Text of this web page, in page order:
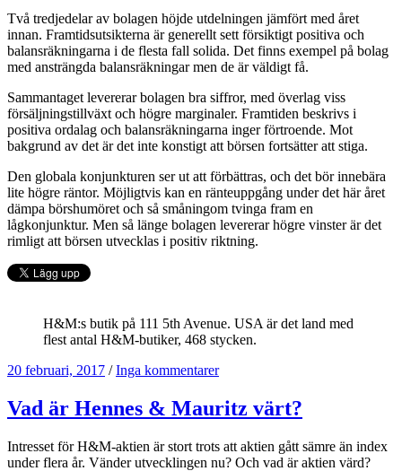
Två tredjedelar av bolagen höjde utdelningen jämfört med året
innan. Framtidsutsikterna är generellt sett försiktigt positiva och
balansräkningarna i de flesta fall solida. Det finns exempel på bolag
med ansträngda balansräkningar men de är väldigt få.
Sammantaget levererar bolagen bra siffror, med överlag viss
försäljningstillväxt och högre marginaler. Framtiden beskrivs i
positiva ordalag och balansräkningarna inger förtroende. Mot
bakgrund av det är det inte konstigt att börsen fortsätter att stiga.
Den globala konjunkturen ser ut att förbättras, och det bör innebära
lite högre räntor. Möjligtvis kan en ränteuppgång under det här året
dämpa börshumöret och så småningom tvinga fram en
lågkonjunktur. Men så länge bolagen levererar högre vinster är det
rimligt att börsen utvecklas i positiv riktning.
H&M:s butik på 111 5th Avenue. USA är det land med
flest antal H&M-butiker, 468 stycken.
20 februari, 2017 / Inga kommentarer
Vad är Hennes & Mauritz värt?
Intresset för H&M-aktien är stort trots att aktien gått sämre än index
under flera år. Vänder utvecklingen nu? Och vad är aktien värd?